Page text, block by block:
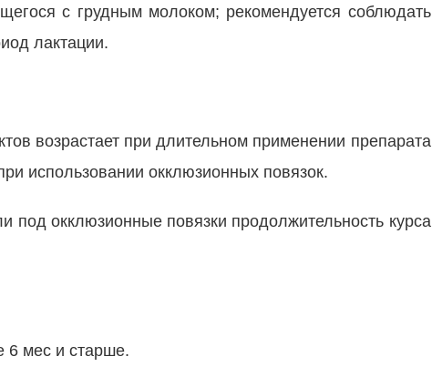
с грудным молоком; рекомендуется соблюдать
лактации.
возрастает при длительном применении препарата
использовании окклюзионных повязок.
под окклюзионные повязки продолжительность курса
6 мес и старше.